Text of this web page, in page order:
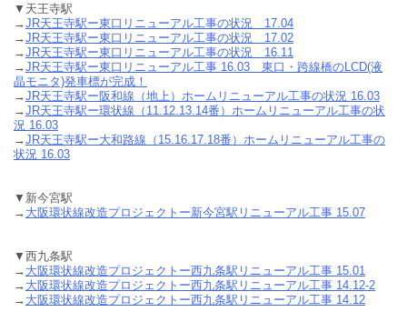
▼天王寺駅
→JR天王寺駅ー東口リニューアル工事の状況 17.04
→JR天王寺駅ー東口リニューアル工事の状況 17.02
→JR天王寺駅ー東口リニューアル工事の状況 16.11
→JR天王寺駅ー東口リニューアル工事 16.03 東口・跨線橋のLCD(液
晶モニタ)発車標が完成！
→JR天王寺駅ー阪和線（地上）ホームリニューアル工事の状況 16.03
→JR天王寺駅ー環状線（11.12.13.14番）ホームリニューアル工事の状
況 16.03
→JR天王寺駅ー大和路線（15.16.17.18番）ホームリニューアル工事の
状況 16.03
▼新今宮駅
→ 大阪環状線改造プロジェクトー新今宮駅リニューアル工事 15.07
▼西九条駅
→ 大阪環状線改造プロジェクトー西九条駅リニューアル工事 15.01
→ 大阪環状線改造プロジェクトー西九条駅リニューアル工事 14.12-2
→ 大阪環状線改造プロジェクトー西九条駅リニューアル工事 14.12